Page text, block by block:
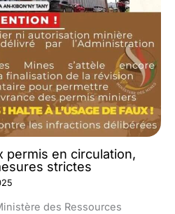
permis en circulation,
strictes
des Ressources